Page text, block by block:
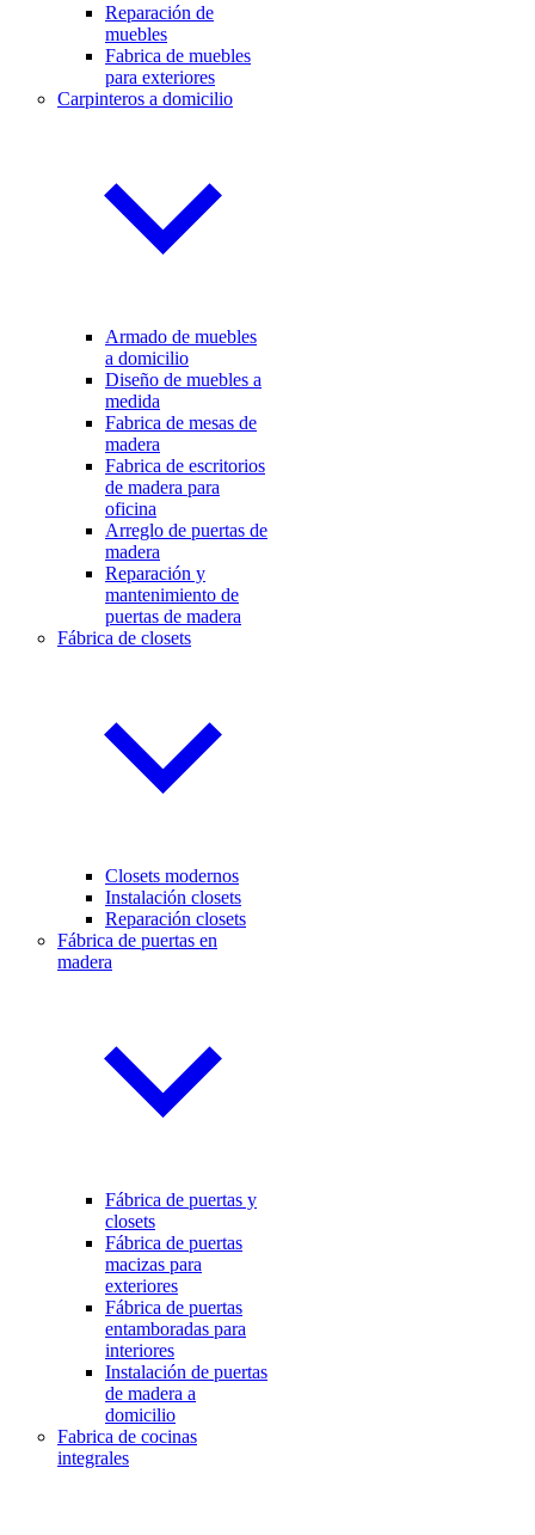
Reparación de
muebles
Fabrica de muebles
para exteriores
Carpinteros a domicilio
Armado de muebles
a domicilio
Diseño de muebles a
medida
Fabrica de mesas de
madera
Fabrica de escritorios
de madera para
oficina
Arreglo de puertas de
madera
Reparación y
mantenimiento de
puertas de madera
Fábrica de closets
Closets modernos
Instalación closets
Reparación closets
Fábrica de puertas en
madera
Fábrica de puertas y
closets
Fábrica de puertas
macizas para
exteriores
Fábrica de puertas
entamboradas para
interiores
Instalación de puertas
de madera a
domicilio
Fabrica de cocinas
integrales